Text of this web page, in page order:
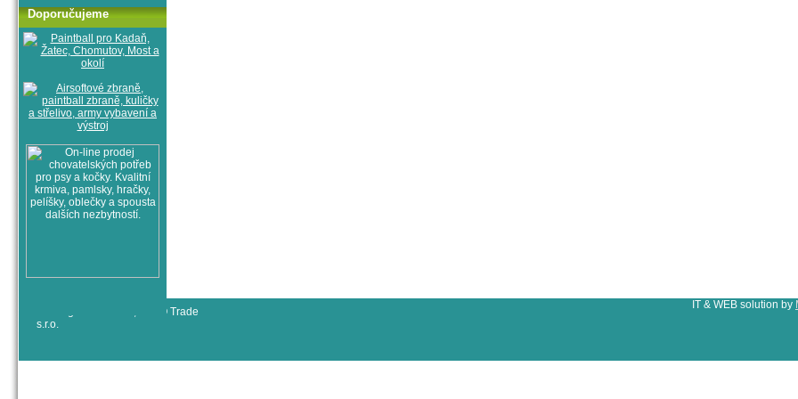
Doporučujeme
© All rights reserved, RYJO Trade
s.r.o.
IT & WEB solution by